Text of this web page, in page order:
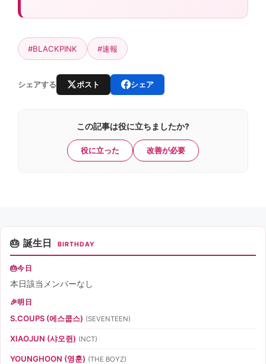
#BLACKPINK #速報
シェアする ポスト シェア
この記事は役に立ちましたか?
役に立った 改善が必要
誕生日 BIRTHDAY
今日
本日該当メンバーなし
明日
S.COUPS (에스쿱스) (SEVENTEEN)
XIAOJUN (샤오쥔) (NCT)
YOUNGHOON (영훈) (THE BOYZ)